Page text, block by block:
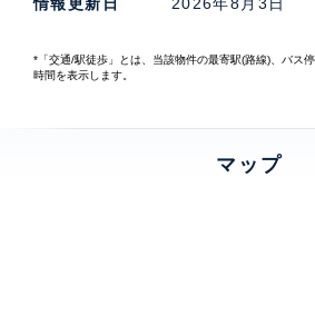
*「交通/駅徒歩」とは、当該物件の最寄駅(路線)、バス
時間を表示します。
マップ